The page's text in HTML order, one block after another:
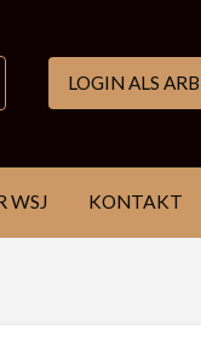
LOGIN ALS
WSJ KONTAKT